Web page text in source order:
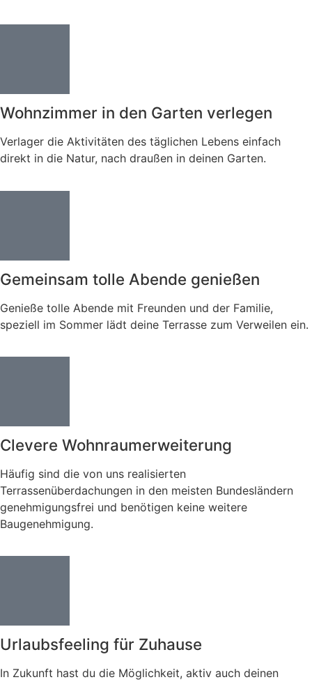
Wohnzimmer in den Garten verlegen
Verlager die Aktivitäten des täglichen Lebens einfach
direkt in die Natur, nach draußen in deinen Garten.
Gemeinsam tolle Abende genießen
Genieße tolle Abende mit Freunden und der Familie,
speziell im Sommer lädt deine Terrasse zum Verweilen ein.
Clevere Wohnraumerweiterung
Häufig sind die von uns realisierten
Terrassenüberdachungen in den meisten Bundesländern
genehmigungsfrei und benötigen keine weitere
Baugenehmigung.
Urlaubsfeeling für Zuhause
In Zukunft hast du die Möglichkeit, aktiv auch deinen